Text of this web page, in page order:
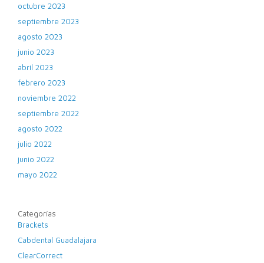
octubre 2023
septiembre 2023
agosto 2023
junio 2023
abril 2023
febrero 2023
noviembre 2022
septiembre 2022
agosto 2022
julio 2022
junio 2022
mayo 2022
Categorías
Brackets
Cabdental Guadalajara
ClearCorrect